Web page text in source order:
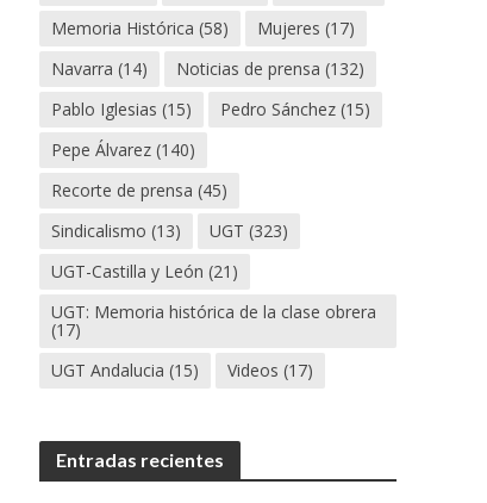
Memoria Histórica (58) Mujeres (17)
Navarra (14) Noticias de prensa (132)
Pablo Iglesias (15) Pedro Sánchez (15)
Pepe Álvarez (140)
Recorte de prensa (45)
Sindicalismo (13) UGT (323)
UGT-Castilla y León (21)
UGT: Memoria histórica de la clase obrera
(17)
UGT Andalucia (15) Videos (17)
Entradas recientes